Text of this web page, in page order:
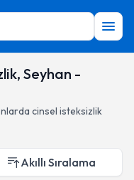
Seyhan -
cinsel isteksizlik
Akıllı Sıralama